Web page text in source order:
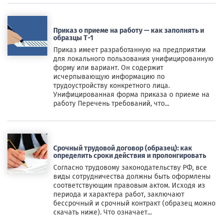
Приказ о приеме на работу — как заполнять и
образцы Т-1
Приказ имеет разработанную на предприятии
для локального пользования унифицированную
форму или вариант. Он содержит
исчерпывающую информацию по
трудоустройству конкретного лица.
Унифицированная форма приказа о приеме на
работу Перечень требований, что...
Срочный трудовой договор (образец): как
определить сроки действия и пролонгировать
Согласно трудовому законодательству РФ, все
виды сотрудничества должны быть оформлены
соответствующим правовым актом. Исходя из
периода и характера работ, заключают
бессрочный и срочный контракт (образец можно
скачать ниже). Что означает...